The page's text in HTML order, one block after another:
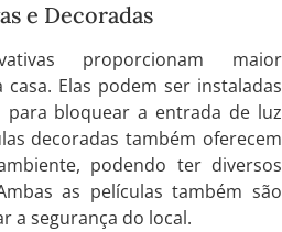
e Decoradas
proporcionam maior
Elas podem ser instaladas
para bloquear a entrada de luz
decoradas também oferecem
podendo ter diversos
as películas também são
a segurança do local.